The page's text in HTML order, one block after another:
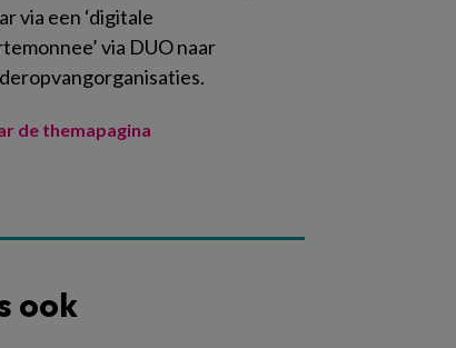
via een ‘digitale
via DUO naar
de themapagina
ook